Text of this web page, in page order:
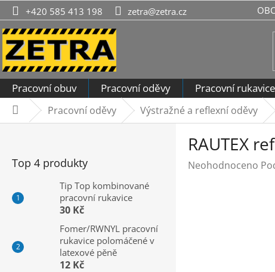
Přejít
na
obsah
+420 585 413 198 zetra@zetra.cz
Pracovní obuv Pracovní oděvy Pracovní rukavice
DomůPracovní oděvy Výstražné a reflexní oděvy
Top 4 produkty
Tip Top kombinované
pracovní rukavice
30 Kč
Fomer/RWNYL pracovní
rukavice polomáčené v
latexové pěně
12 Kč
RAUTEX
Průměrné
Neohodnoceno